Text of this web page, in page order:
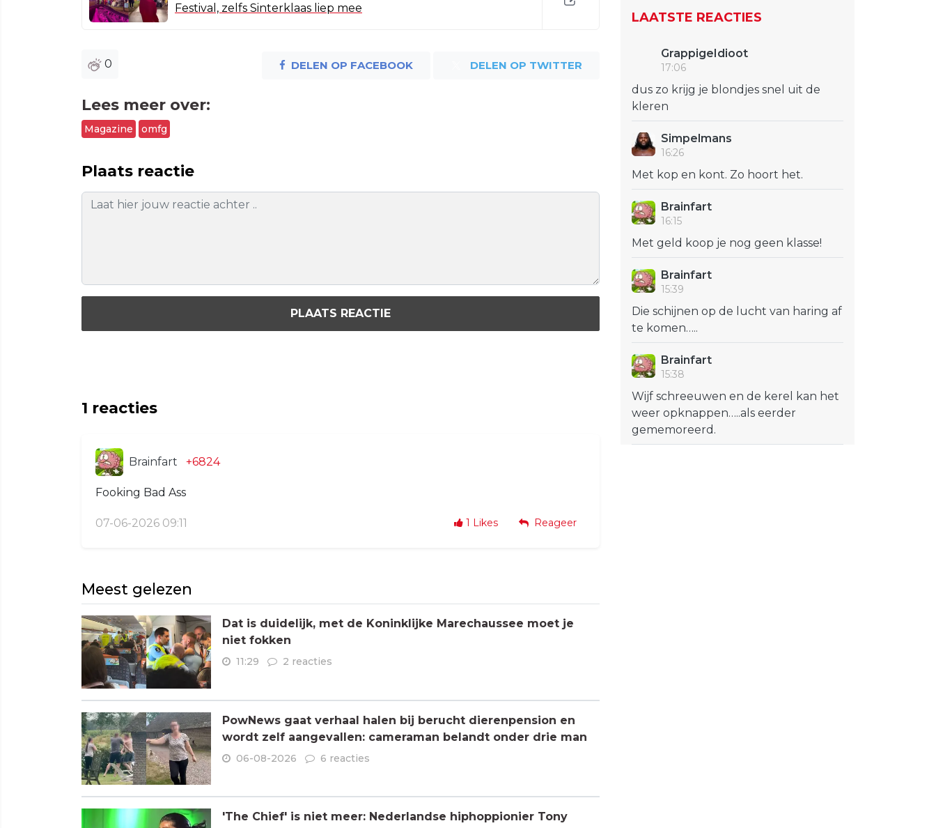
Festival, zelfs Sinterklaas liep mee
0 DELEN OP FACEBOOK DELEN OP TWITTER
Lees meer over:
Magazine omfg
Plaats reactie
PLAATS REACTIE
1 reacties
Brainfart +6824
Fooking Bad Ass
07-06-2026 09:11 1 Likes Reageer
Meest gelezen
Dat is duidelijk, met de Koninklijke Marechaussee moet je
niet fokken
11:29 2 reacties
PowNews gaat verhaal halen bij berucht dierenpension en
wordt zelf aangevallen: cameraman belandt onder drie man
06-08-2026 6 reacties
'The Chief' is niet meer: Nederlandse hiphoppionier Tony
LAATSTE REACTIES
GrappigeIdioot
17:06
dus zo krijg je blondjes snel uit de
kleren
Simpelmans
16:26
Met kop en kont. Zo hoort het.
Brainfart
16:15
Met geld koop je nog geen klasse!
Brainfart
15:39
Die schijnen op de lucht van haring af
te komen…..
Brainfart
15:38
Wijf schreeuwen en de kerel kan het
weer opknappen…..als eerder
gememoreerd.